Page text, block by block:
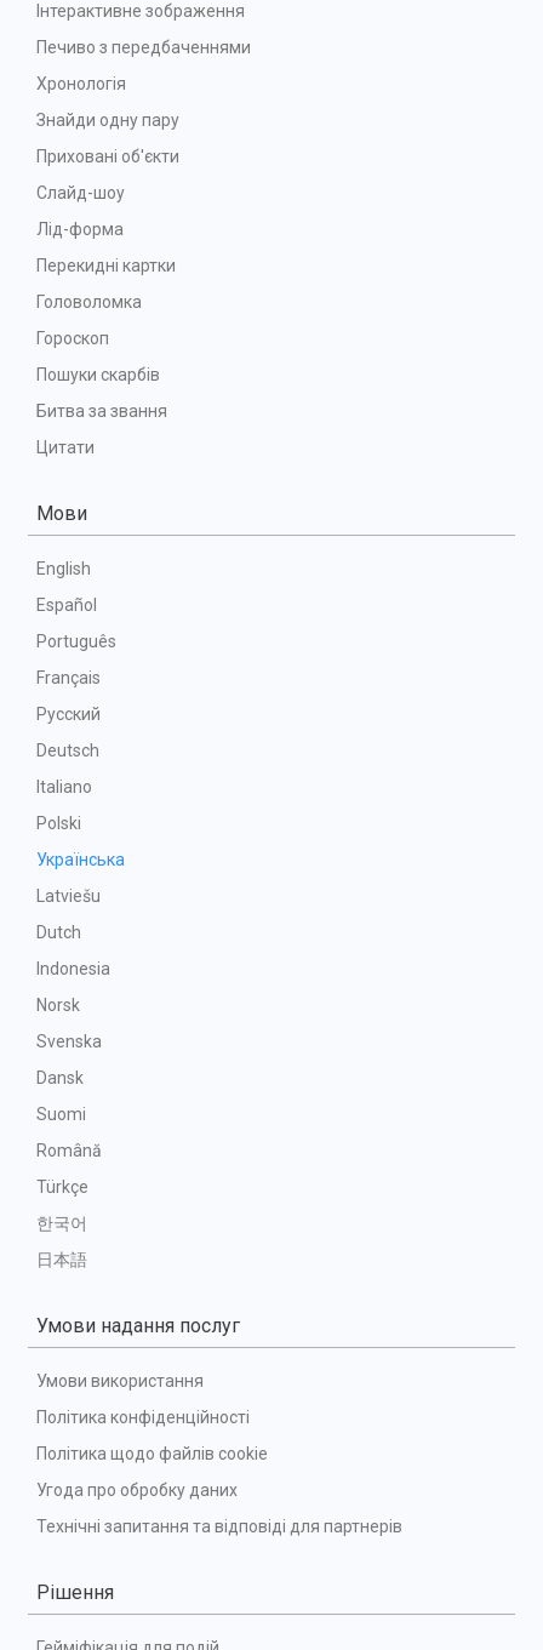
Інтерактивне зображення
Печиво з передбаченнями
Хронологія
Знайди одну пару
Приховані об'єкти
Слайд-шоу
Лід-форма
Перекидні картки
Головоломка
Гороскоп
Пошуки скарбів
Битва за звання
Цитати
Мови
English
Español
Português
Français
Русский
Deutsch
Italiano
Polski
Українська
Latviešu
Dutch
Indonesia
Norsk
Svenska
Dansk
Suomi
Română
Türkçe
한국어
日本語
Умови надання послуг
Умови використання
Політика конфіденційності
Політика щодо файлів cookie
Угода про обробку даних
Технічні запитання та відповіді для партнерів
Рішення